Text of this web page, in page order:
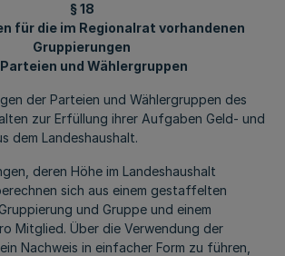
§ 18
für die im Regionalrat vorhandenen
Gruppierungen
und Wählergruppen
der Parteien und Wählergruppen des
zur Erfüllung ihrer Aufgaben Geld- und
dem Landeshaushalt.
deren Höhe im Landeshaushalt
sich aus einem gestaffelten
und Gruppe und einem
Mitglied. Über die Verwendung der
Nachweis in einfacher Form zu führen,